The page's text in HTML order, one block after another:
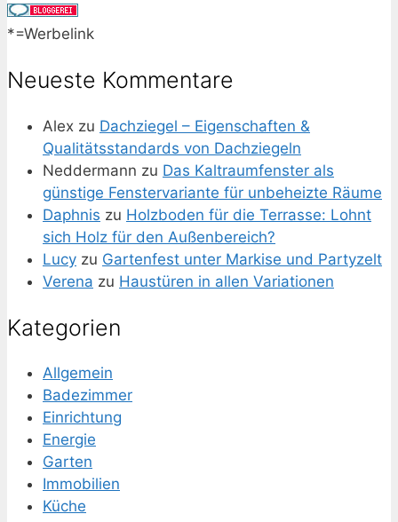
*=Werbelink
Neueste Kommentare
Alex zu Dachziegel – Eigenschaften &
Qualitätsstandards von Dachziegeln
Neddermann zu Das Kaltraumfenster als
günstige Fenstervariante für unbeheizte Räume
Daphnis zu Holzboden für die Terrasse: Lohnt
sich Holz für den Außenbereich?
Lucy zu Gartenfest unter Markise und Partyzelt
Verena zu Haustüren in allen Variationen
Kategorien
Allgemein
Badezimmer
Einrichtung
Energie
Garten
Immobilien
Küche